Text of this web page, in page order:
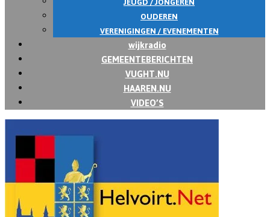
OUDEREN
VERENIGINGEN / EVENEMENTEN
wijkradio
GEMEENTEBERICHTEN
VUGHT.NU
HAAREN.NU
VIDEO’S